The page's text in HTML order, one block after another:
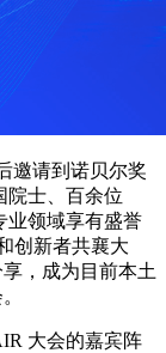
邀请到诺贝尔奖
院士、百余位
业领域享有盛誉
创新者共襄大
，成为目前本土
大会的嘉宾阵